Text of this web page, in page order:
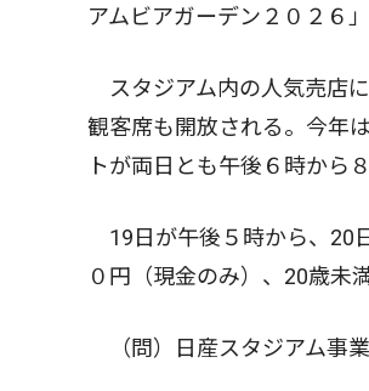
アムビアガーデン２０２６
スタジアム内の人気売店
観客席も開放される。今年
トが両日とも午後６時から
19日が午後５時から、20
０円（現金のみ）、20歳未
（問）日産スタジアム事